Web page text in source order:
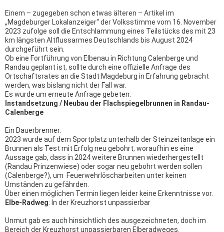
Einem – zugegeben schon etwas älteren – Artikel im
„Magdeburger Lokalanzeiger“ der Volksstimme vom 16. November
2023 zufolge soll die Entschlammung eines Teilstücks des mit 23
km längsten Altflussarmes Deutschlands bis August 2024
durchgeführt sein.
Ob eine Fortführung von Elbenau in Richtung Calenberge und
Randau geplant ist, sollte durch eine offizielle Anfrage des
Ortschaftsrates an die Stadt Magdeburg in Erfahrung gebracht
werden, was bislang nicht der Fall war.
Es wurde um erneute Anfrage gebeten.
Instandsetzung / Neubau der Flachspiegelbrunnen in Randau-
Calenberge
Ein Dauerbrenner.
2023 wurde auf dem Sportplatz unterhalb der Steinzeitanlage ein
Brunnen als Test mit Erfolg neu gebohrt, woraufhin es eine
Aussage gab, dass in 2024 weitere Brunnen wiederhergestellt
(Randau Prinzenwiese) oder sogar neu gebohrt werden sollen
(Calenberge?), um Feuerwehrlöscharbeiten unter keinen
Umständen zu gefährden.
Über einen möglichen Termin liegen leider keine Erkenntnisse vor.
Elbe-Radweg: In der Kreuzhorst unpassierbar
Unmut gab es auch hinsichtlich des ausgezeichneten, doch im
Bereich der Kreuzhorst unpassierbaren Elberadweges.